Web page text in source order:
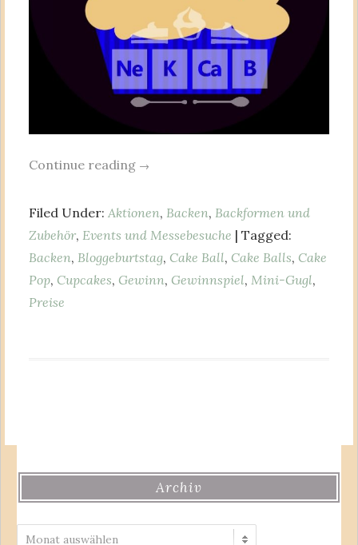
Continue reading →
Filed Under: Aktionen, Backen, Backformen und
Zubehör, Events und Messebesuche | Tagged:
Backen, Bloggeburtstag, Cake Ball, Cake Balls, Cake
Pop, Cupcakes, Gewinn, Gewinnspiel, Mini-Gugl,
Preise
Archiv